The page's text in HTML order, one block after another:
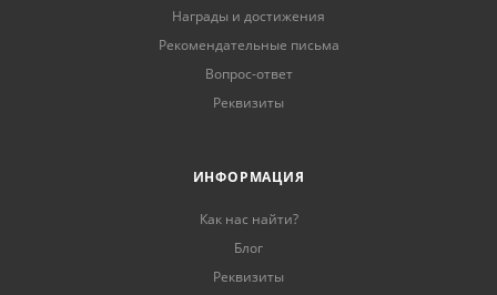
Награды и достижения
Рекомендательные письма
Вопрос-ответ
Реквизиты
ИНФОРМАЦИЯ
Как нас найти?
Блог
Реквизиты